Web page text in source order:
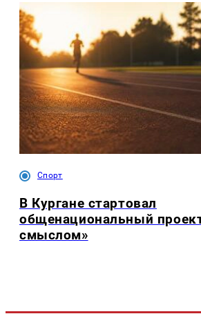
Спорт
В Кургане стартовал
общенациональный
смыслом»